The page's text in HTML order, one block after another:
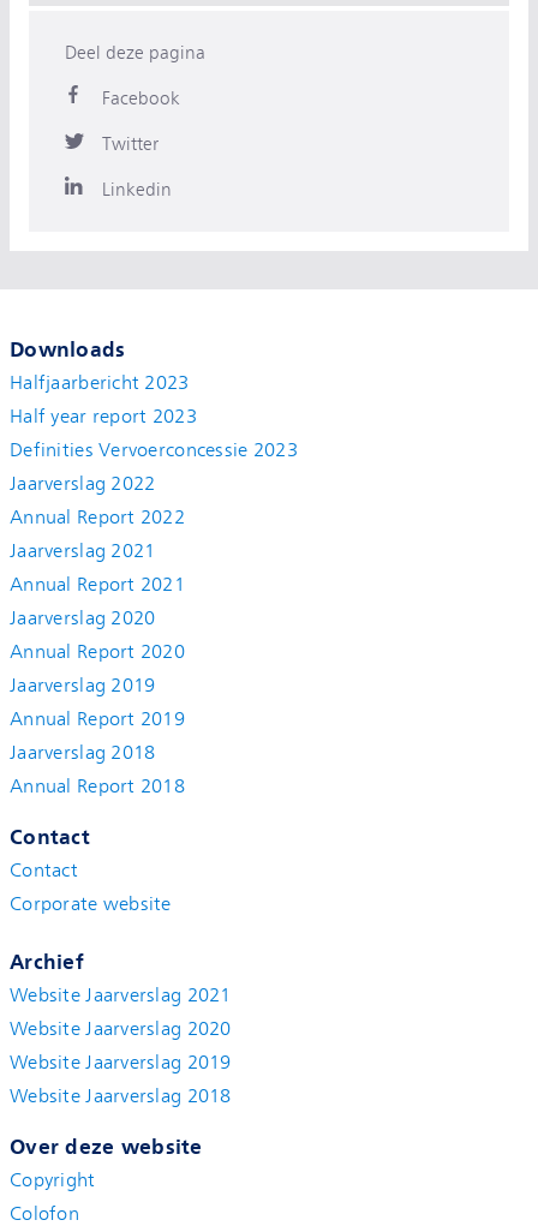
Deel deze pagina
Facebook
Twitter
Linkedin
Downloads
Halfjaarbericht 2023
Half year report 2023
Definities Vervoerconcessie 2023
Jaarverslag 2022
Annual Report 2022
Jaarverslag 2021
Annual Report 2021
Jaarverslag 2020
Annual Report 2020
Jaarverslag 2019
Annual Report 2019
Jaarverslag 2018
Annual Report 2018
Contact
Contact
Corporate website
Archief
Website Jaarverslag 2021
Website Jaarverslag 2020
Website Jaarverslag 2019
Website Jaarverslag 2018
Over deze website
Copyright
Colofon